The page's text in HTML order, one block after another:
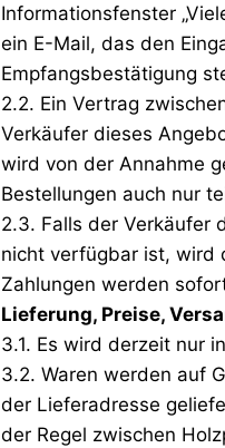
Informationsfenster
ein E-Mail, das den
Empfangsbestätigung
2.2. Ein Vertrag
Verkäufer dieses
wird von der Annahme
Bestellungen auch nur
2.3. Falls der Verkäufer
nicht verfügbar ist, wird
Zahlungen werden
Lieferung, Preise,
3.1. Es wird derzeit nur
3.2. Waren werden auf
der Lieferadresse
der Regel zwischen